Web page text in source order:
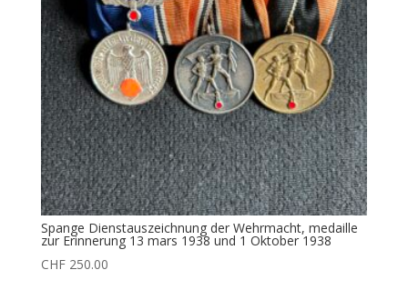
Spange Dienstauszeichnung der Wehrmacht, medaille
zur Erinnerung 13 mars 1938 und 1 Oktober 1938
CHF250.00